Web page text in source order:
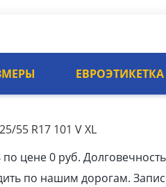
ЕВРОЭТИКЕТКА
55 R17 101 V XL
по цене 0 руб.
по нашим дорогам.